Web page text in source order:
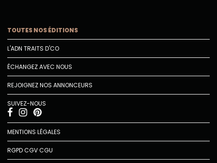
TOUTES NOS ÉDITIONS
L'ADN TRAITS D'CO
ÉCHANGEZ AVEC NOUS
REJOIGNEZ NOS ANNONCEURS
SUIVEZ-NOUS
MENTIONS LÉGALES
RGPDCGVCGU